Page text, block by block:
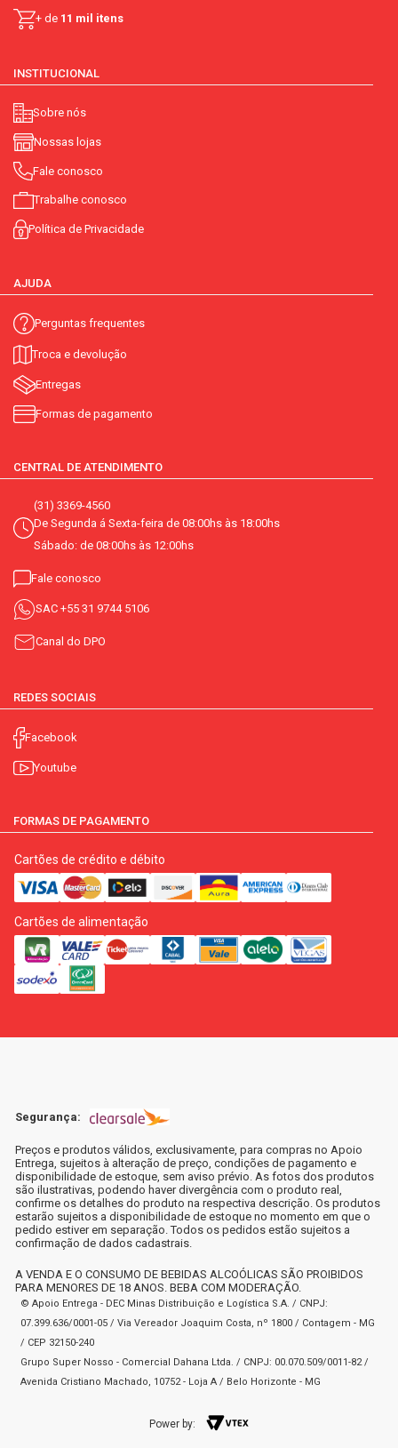
+ de 11 mil itens
INSTITUCIONAL
Sobre nós
Nossas lojas
Fale conosco
Trabalhe conosco
Política de Privacidade
AJUDA
Perguntas frequentes
Troca e devolução
Entregas
Formas de pagamento
CENTRAL DE ATENDIMENTO
(31) 3369-4560
De Segunda á Sexta-feira de 08:00hs às 18:00hs
Sábado: de 08:00hs às 12:00hs
Fale conosco
SAC +55 31 9744 5106
Canal do DPO
REDES SOCIAIS
Facebook
Youtube
FORMAS DE PAGAMENTO
Cartões de crédito e débito
Cartões de alimentação
Segurança:
Preços e produtos válidos, exclusivamente, para compras no Apoio
Entrega, sujeitos à alteração de preço, condições de pagamento e
disponibilidade de estoque, sem aviso prévio. As fotos dos produtos
são ilustrativas, podendo haver divergência com o produto real,
confirme os detalhes do produto na respectiva descrição. Os produtos
estarão sujeitos a disponibilidade de estoque no momento em que o
pedido estiver em separação. Todos os pedidos estão sujeitos a
confirmação de dados cadastrais.
A VENDA E O CONSUMO DE BEBIDAS ALCOÓLICAS SÃO PROIBIDOS
PARA MENORES DE 18 ANOS. BEBA COM MODERAÇÃO.
© Apoio Entrega - DEC Minas Distribuição e Logística S.A. / CNPJ:
07.399.636/0001-05 / Via Vereador Joaquim Costa, nº 1800 / Contagem - MG
/ CEP 32150-240
Grupo Super Nosso - Comercial Dahana Ltda. / CNPJ: 00.070.509/0011-82 /
Avenida Cristiano Machado, 10752 - Loja A / Belo Horizonte - MG
Power by: